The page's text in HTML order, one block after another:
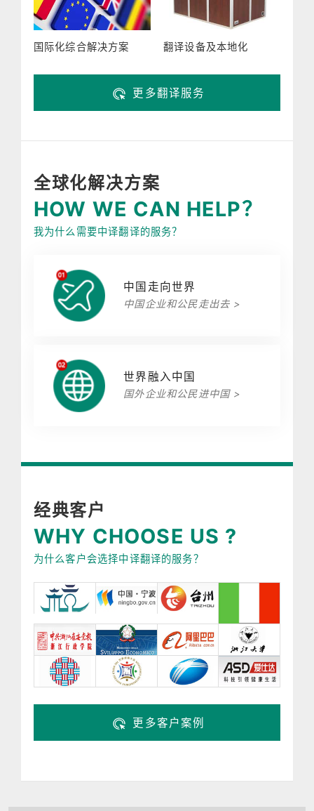
国际化综合解决方案 翻译设备及本地化
更多翻译服务
全球化解决方案
HOW WE CAN HELP？
我为什么需要中译翻译的服务？
中国走向世界
中国企业和公民走出去 >
世界融入中国
国外企业和公民进中国 >
经典客户
WHY CHOOSE US ?
为什么客户会选择中译翻译的服务？
更多客户案例